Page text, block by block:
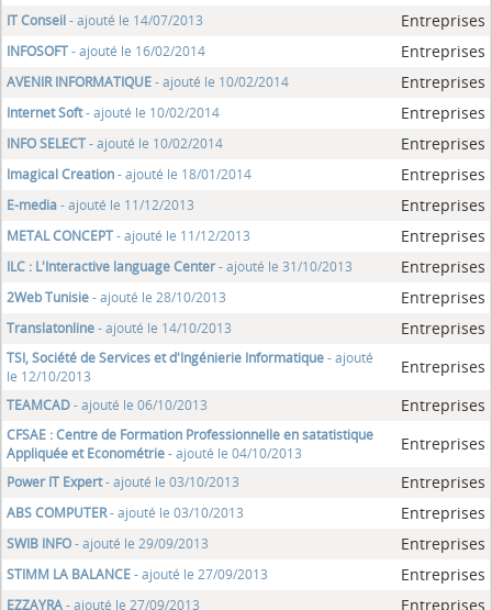
IT Conseil- ajouté le 14/07/2013 Entreprises
INFOSOFT- ajouté le 16/02/2014 Entreprises
AVENIR INFORMATIQUE- ajouté le 10/02/2014 Entreprises
Internet Soft- ajouté le 10/02/2014 Entreprises
INFO SELECT- ajouté le 10/02/2014 Entreprises
Imagical Creation- ajouté le 18/01/2014 Entreprises
E-media- ajouté le 11/12/2013 Entreprises
METAL CONCEPT- ajouté le 11/12/2013 Entreprises
ILC : L'Interactive language Center- ajouté le 31/10/2013 Entreprises
2Web Tunisie- ajouté le 28/10/2013 Entreprises
Translatonline- ajouté le 14/10/2013 Entreprises
TSI, Société de Services et d'Ingénierie Informatique- ajouté
le 12/10/2013
Entreprises
TEAMCAD- ajouté le 06/10/2013 Entreprises
CFSAE : Centre de Formation Professionnelle en satatistique
Appliquée et Econométrie- ajouté le 04/10/2013 Entreprises
Power IT Expert- ajouté le 03/10/2013 Entreprises
ABS COMPUTER- ajouté le 03/10/2013 Entreprises
SWIB INFO- ajouté le 29/09/2013 Entreprises
STIMM LA BALANCE- ajouté le 27/09/2013 Entreprises
EZZAYRA- ajouté le 27/09/2013 Entreprises